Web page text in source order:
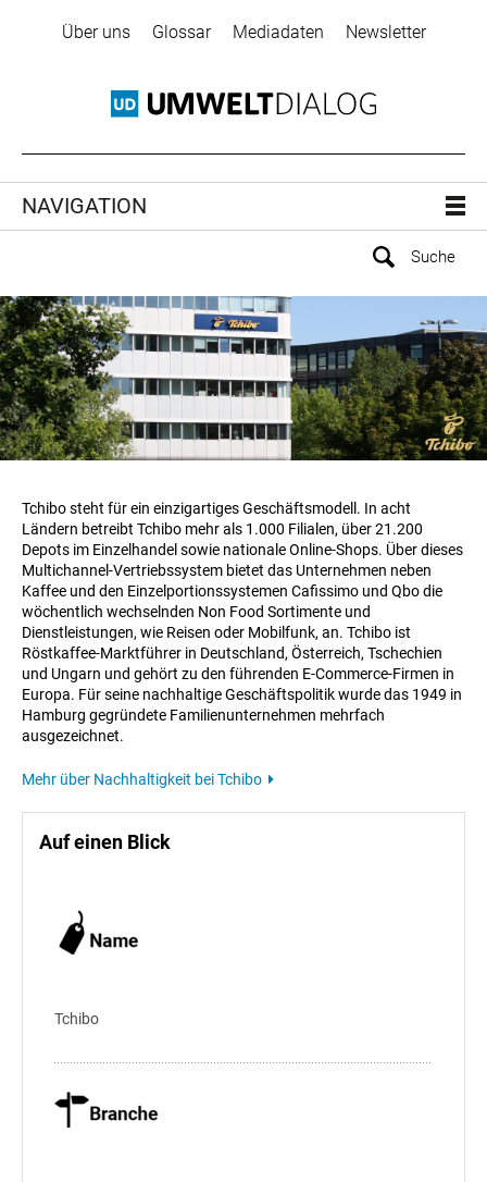
Über uns Glossar Mediadaten Newsletter
NAVIGATION
Tchibo steht für ein einzigartiges Geschäftsmodell. In acht
Ländern betreibt Tchibo mehr als 1.000 Filialen, über 21.200
Depots im Einzelhandel sowie nationale Online-Shops. Über dieses
Multichannel-Vertriebssystem bietet das Unternehmen neben
Kaffee und den Einzelportionssystemen Cafissimo und Qbo die
wöchentlich wechselnden Non Food Sortimente und
Dienstleistungen, wie Reisen oder Mobilfunk, an. Tchibo ist
Röstkaffee-Marktführer in Deutschland, Österreich, Tschechien
und Ungarn und gehört zu den führenden E-Commerce-Firmen in
Europa. Für seine nachhaltige Geschäftspolitik wurde das 1949 in
Hamburg gegründete Familienunternehmen mehrfach
ausgezeichnet.
Mehr über Nachhaltigkeit bei Tchibo
Auf einen Blick
Tchibo